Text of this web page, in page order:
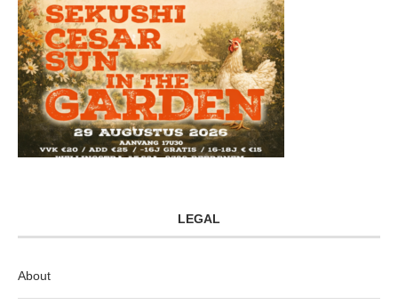
LEGAL
About